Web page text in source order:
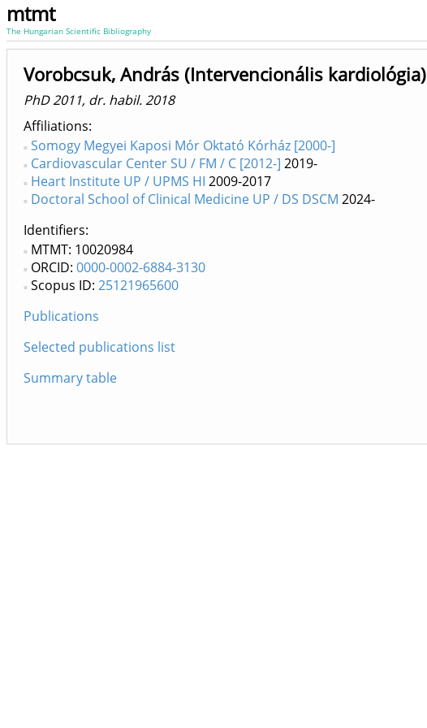
mtmt
The Hungarian Scientific Bibliography
Vorobcsuk, András (Intervencionális kardiológia)
PhD 2011, dr. habil. 2018
Affiliations
Somogy Megyei Kaposi Mór Oktató Kórház [2000-]
Cardiovascular Center SU / FM / C [2012-] 2019-
Heart Institute UP / UPMS HI 2009-2017
Doctoral School of Clinical Medicine UP / DS DSCM 2024-
Identifiers
MTMT: 10020984
ORCID: 0000-0002-6884-3130
Scopus ID: 25121965600
Publications
Selected publications list
Summary table